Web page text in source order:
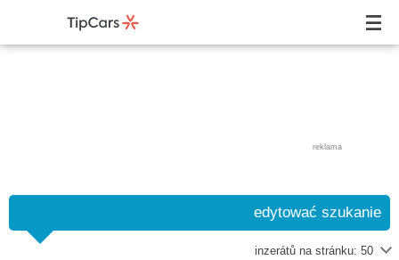
reklama
edytować szukanie
inzerátů na stránku: 50